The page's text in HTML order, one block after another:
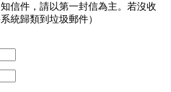
信件，請以第一封信為主。若沒收
統歸類到垃圾郵件）